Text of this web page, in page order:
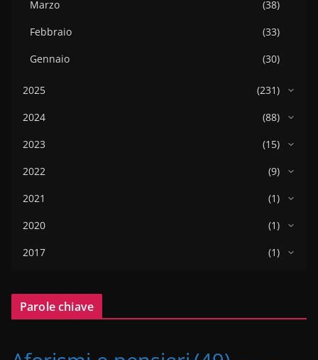
Marzo
(38)
Febbraio
(33)
Gennaio
(30)
2025
(231)
2024
(88)
2023
(15)
2022
(9)
2021
(1)
2020
(1)
2017
(1)
Parole chiave